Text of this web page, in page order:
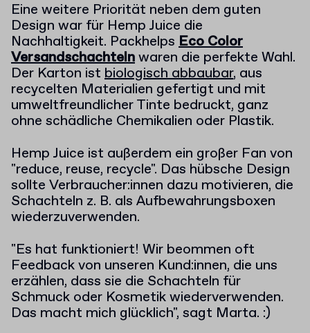
Eine weitere Priorität neben dem guten
Design war für Hemp Juice die
Nachhaltigkeit. Packhelps Eco Color
Versandschachtelnwaren die perfekte Wahl.
Der Karton ist biologisch abbaubar, aus
recycelten Materialien gefertigt und mit
umweltfreundlicher Tinte bedruckt, ganz
ohne schädliche Chemikalien oder Plastik.
Hemp Juice ist außerdem ein großer Fan von
"reduce, reuse, recycle". Das hübsche Design
sollte Verbraucher:innen dazu motivieren, die
Schachteln z. B. als Aufbewahrungsboxen
wiederzuverwenden.
"Es hat funktioniert! Wir beommen oft
Feedback von unseren Kund:innen, die uns
erzählen, dass sie die Schachteln für
Schmuck oder Kosmetik wiederverwenden.
Das macht mich glücklich", sagt Marta. :)